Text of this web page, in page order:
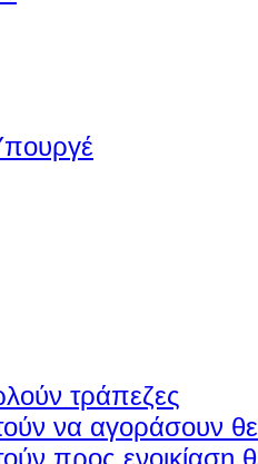
τράπεζες
να αγοράσουν
προς ενοικίαση